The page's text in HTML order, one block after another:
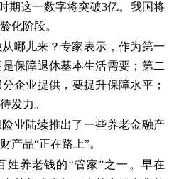
期这一数字将突破3亿。我国将
化阶段。
哪儿来？专家表示，作为第一
保障退休基本生活需要；第二
企业提供，要提升保障水平；
发力。
业陆续推出了一些养老金融产
产品“正在路上”。
姓养老钱的“管家”之一。早在